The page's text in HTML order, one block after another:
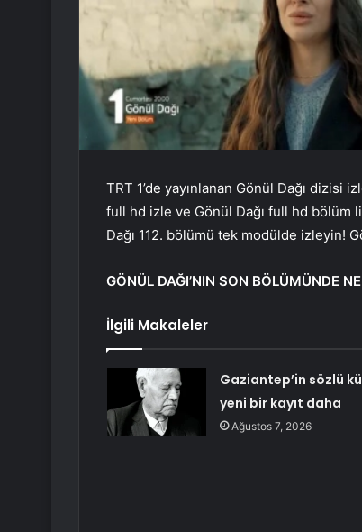
TRT 1’de yayınlanan Gönül Dağı dizisi
full hd izle ve Gönül Dağı full hd bölüm
Dağı 112. bölümü tek modülde izleyin!
GÖNÜL DAĞI’NIN SON BÖLÜMÜNDE
İlgili Makaleler
Gaziantep’in sözlü
yeni bir kayıt daha
Ağustos 7, 2026